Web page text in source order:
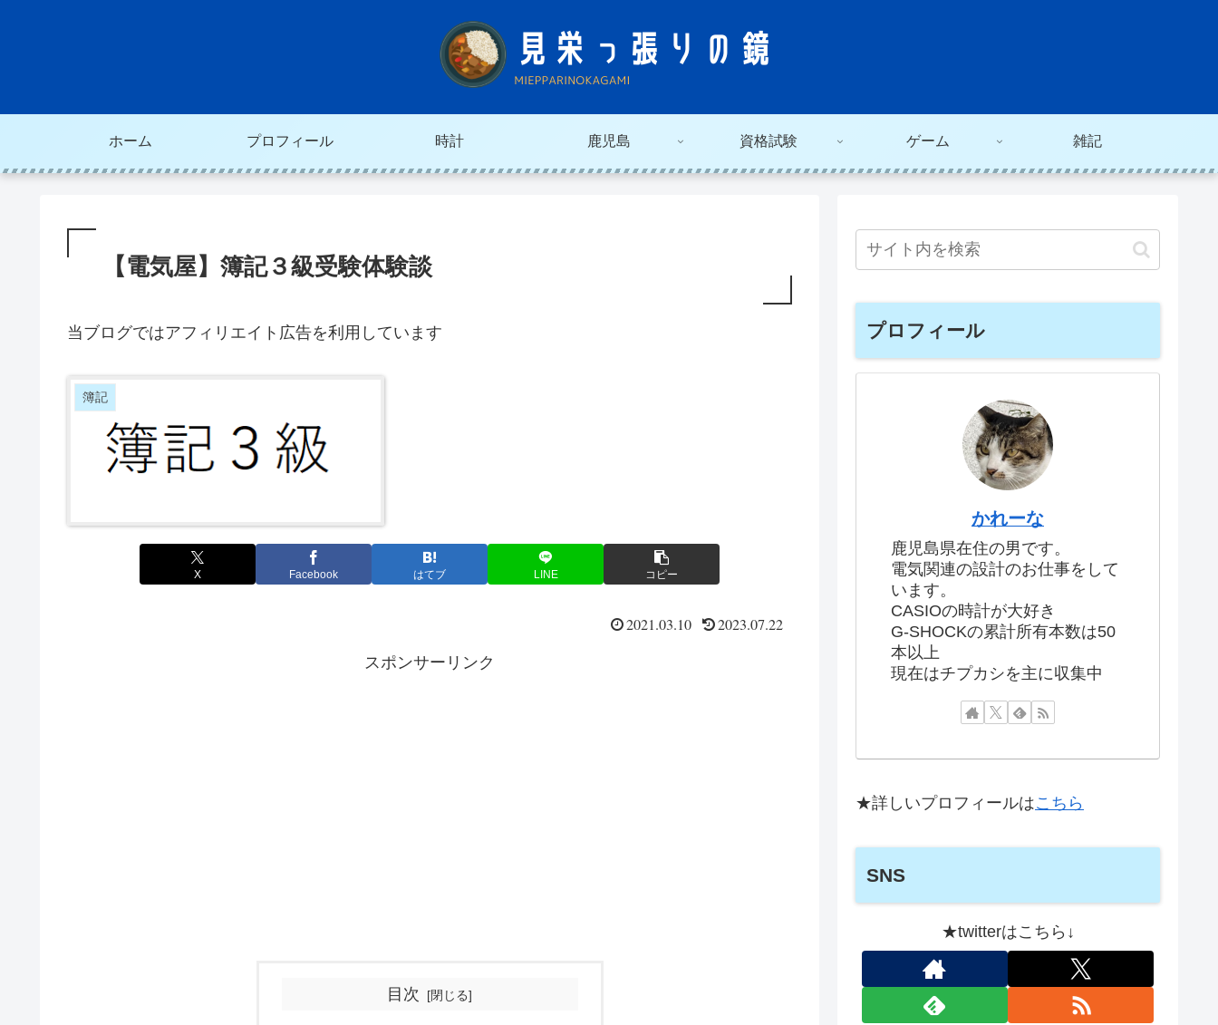
ホーム プロフィール 時計 鹿児島 資格試験 ゲーム 雑記
【電気屋】簿記３級受験体験談
当ブログではアフィリエイト広告を利用しています
簿記
X Facebook はてブ LINE コピー
2021.03.10 2023.07.22
スポンサーリンク
目次
プロフィール
かれーな
鹿児島県在住の男です。
電気関連の設計のお仕事をして
います。
CASIOの時計が大好き
G-SHOCKの累計所有本数は50
本以上
現在はチプカシを主に収集中
★詳しいプロフィールはこちら
SNS
★twitterはこちら↓